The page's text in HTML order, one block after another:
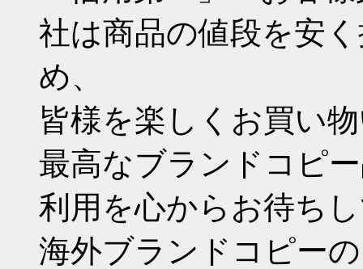
社は商品の値段を安
め、
皆様を楽しくお買い
最高なブランドコピ
利用を心からお待ち
海外ブランドコピー